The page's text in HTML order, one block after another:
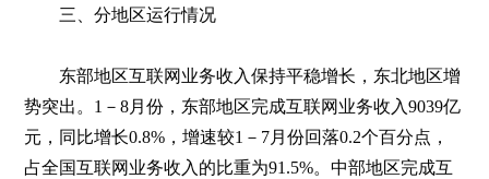
三、分地区运行情况
东部地区互联网业务收入保持平稳增长，东北地区增
势突出。1－8月份，东部地区完成互联网业务收入9039亿
元，同比增长0.8%，增速较1－7月份回落0.2个百分点，
占全国互联网业务收入的比重为91.5%。中部地区完成互